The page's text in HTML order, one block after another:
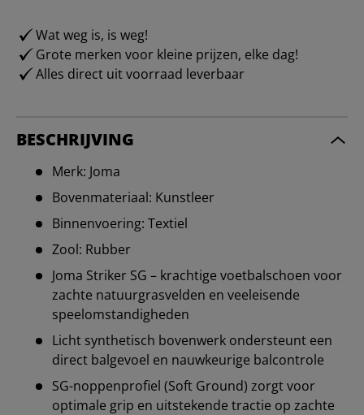
Wat weg is, is weg!
Grote merken voor kleine prijzen, elke dag!
Alles direct uit voorraad leverbaar
BESCHRIJVING
Merk: Joma
Bovenmateriaal: Kunstleer
Binnenvoering: Textiel
Zool: Rubber
Joma Striker SG – krachtige voetbalschoen voor
zachte natuurgrasvelden en veeleisende
speelomstandigheden
Licht synthetisch bovenwerk ondersteunt een
direct balgevoel en nauwkeurige balcontrole
SG-noppenprofiel (Soft Ground) zorgt voor
optimale grip en uitstekende tractie op zachte